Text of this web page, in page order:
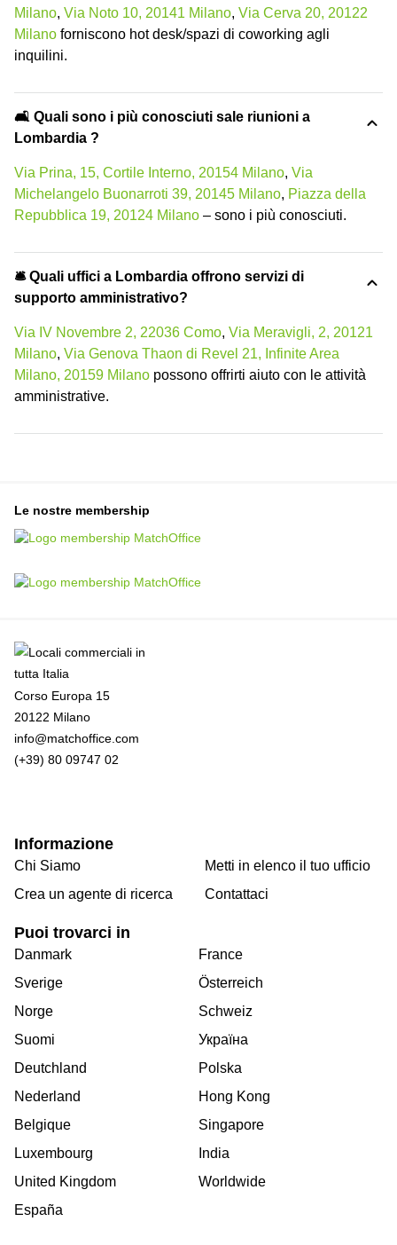
Milano, Via Noto 10, 20141 Milano, Via Cerva 20, 20122
Milano forniscono hot desk/spazi di coworking agli
inquilini.
🛋️ Quali sono i più conosciuti sale riunioni a
Lombardia ?
Via Prina, 15, Cortile Interno, 20154 Milano, Via
Michelangelo Buonarroti 39, 20145 Milano, Piazza della
Repubblica 19, 20124 Milano – sono i più conosciuti.
🛎 Quali uffici a Lombardia offrono servizi di
supporto amministrativo?
Via IV Novembre 2, 22036 Como, Via Meravigli, 2, 20121
Milano, Via Genova Thaon di Revel 21, Infinite Area
Milano, 20159 Milano possono offrirti aiuto con le attività
amministrative.
Le nostre membership
Corso Europa 15
20122 Milano
info@matchoffice.com
(+39) 80 09747 02
Informazione
Chi Siamo
Crea un agente di ricerca
Metti in elenco il tuo ufficio
Contattaci
Puoi trovarci in
Danmark
Sverige
Norge
Suomi
Deutchland
Nederland
Belgique
Luxembourg
United Kingdom
España
France
Österreich
Schweiz
Україна
Polska
Hong Kong
Singapore
India
Worldwide